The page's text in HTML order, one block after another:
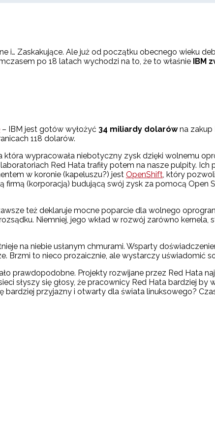
i… Zaskakujące. Ale już od początku obecnego wieku
po 18 latach wychodzi na to, że to właśnie IBM
– IBM jest gotów wyłożyć 34 miliardy dolarówna zakup
118 dolarów.
która wypracowała niebotyczny zysk dzięki wolnemu
Red Hata trafiły potem na nasze pulpity. Ich
w koronie (kapeluszu?) jest OpenShift, który
firmą (korporacją) budującą swój zysk za pomocą Open
też deklaruje mocne poparcie dla wolnego
Niemniej, jego wkład w rozwój zarówno
na niebie usłanym chmurami. Wsparty
Brzmi to nieco prozaicznie, ale wystarczy uświadomić
prawdopodobne. Projekty rozwijane przez Red Hata
słyszy się głosy, że pracownicy Red Hata bardziej
bardziej przyjazny i otwarty dla świata linuksowego?